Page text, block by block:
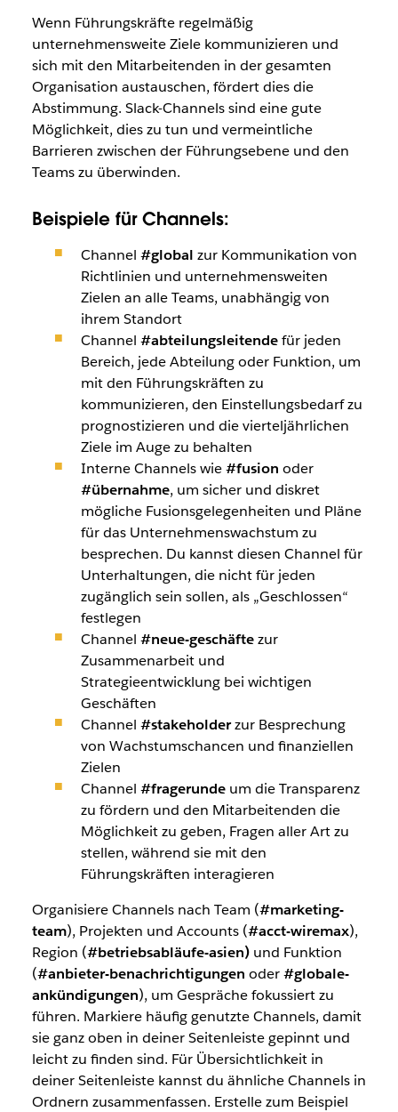
Wenn Führungskräfte regelmäßig
unternehmensweite Ziele kommunizieren und
sich mit den Mitarbeitenden in der gesamten
Organisation austauschen, fördert dies die
Abstimmung. Slack-Channels sind eine gute
Möglichkeit, dies zu tun und vermeintliche
Barrieren zwischen der Führungsebene und den
Teams zu überwinden.
Beispiele für Channels:
Channel #global zur Kommunikation von
Richtlinien und unternehmensweiten
Zielen an alle Teams, unabhängig von
ihrem Standort
Channel #abteilungsleitendefür jeden
Bereich, jede Abteilung oder Funktion, um
mit den Führungskräften zu
kommunizieren, den Einstellungsbedarf zu
prognostizieren und die vierteljährlichen
Ziele im Auge zu behalten
Interne Channels wie#fusion oder
#übernahme, um sicher und diskret
mögliche Fusionsgelegenheiten und Pläne
für das Unternehmenswachstum zu
besprechen. Du kannst diesen Channel für
Unterhaltungen, die nicht für jeden
zugänglich sein sollen, als „Geschlossen“
festlegen
Channel #neue-geschäftezur
Zusammenarbeit und
Strategieentwicklung bei wichtigen
Geschäften
Channel #stakeholderzur Besprechung
von Wachstumschancen und finanziellen
Zielen
Channel #fragerundeum die Transparenz
zu fördern und den Mitarbeitenden die
Möglichkeit zu geben, Fragen aller Art zu
stellen, während sie mit den
Führungskräften interagieren
Organisiere Channels nach Team (#marketing-
team), Projekten und Accounts (#acct-wiremax),
Region (#betriebsabläufe-asien)und Funktion
(#anbieter-benachrichtigungen oder#globale-
ankündigungen), um Gespräche fokussiert zu
führen. Markiere häufig genutzte Channels, damit
sie ganz oben in deiner Seitenleiste gepinnt und
leicht zu finden sind. Für Übersichtlichkeit in
deiner Seitenleiste kannst du ähnliche Channels in
Ordnern zusammenfassen. Erstelle zum Beispiel